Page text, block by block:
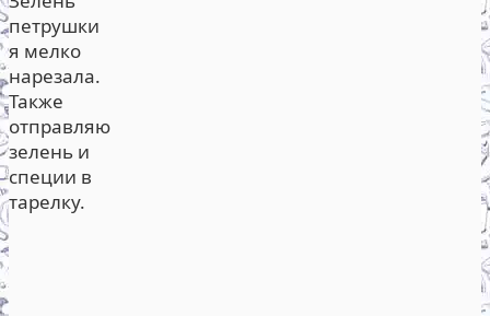
петрушки
я мелко
нарезала.
Также
отправляю
зелень и
специи в
тарелку.